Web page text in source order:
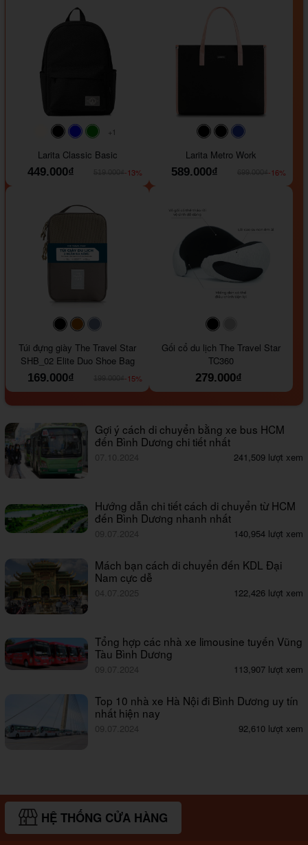
#faf0e6#000000#0000FF
+1
Larita Classic Basic
449.000₫
-13%
#000000#000000
Larita Metro Work
589.000₫
-16%
#000000#964B00
Túi đựng giày The Travel Star
SHB_02 Elite Duo Shoe Bag
169.000₫
-15%
Gối cổ du lịch The Travel Star
TC360
279.000₫
Gợi ý cách di chuyển bằng xe bus HCM
đến Bình Dương chi tiết nhất
07.10.2024 241,509 lượt xem
Hướng dẫn chi tiết cách di chuyển từ HCM
đến Bình Dương nhanh nhất
09.07.2024 140,954 lượt xem
Mách bạn cách di chuyển đến KDL Đại
Nam cực dễ
04.07.2025 122,426 lượt xem
Tổng hợp các nhà xe limousine tuyến Vũng
Tàu Bình Dương
09.07.2024 113,907 lượt xem
Top 10 nhà xe Hà Nội đi Bình Dương uy tín
nhất hiện nay
09.07.2024 92,610 lượt xem
HỆ THỐNG CỬA HÀNG